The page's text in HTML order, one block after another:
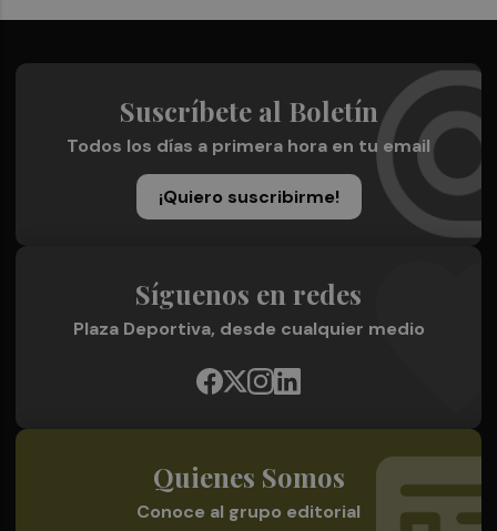
Suscríbete al Boletín
Todos los días a primera hora en tu email
¡Quiero suscribirme!
Síguenos en redes
Plaza Deportiva, desde cualquier medio
Quienes Somos
Conoce al grupo editorial